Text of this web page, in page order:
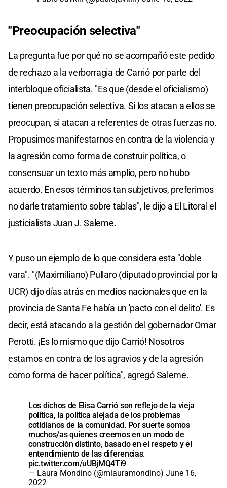
"Preocupación selectiva"
La pregunta fue por qué no se acompañó este pedido
de rechazo a la verborragia de Carrió por parte del
interbloque oficialista. "Es que (desde el oficialismo)
tienen preocupación selectiva. Si los atacan a ellos se
preocupan, si atacan a referentes de otras fuerzas no.
Propusimos manifestarnos en contra de la violencia y
la agresión como forma de construir política, o
consensuar un texto más amplio, pero no hubo
acuerdo. En esos términos tan subjetivos, preferimos
no darle tratamiento sobre tablas", le dijo a El Litoral el
justicialista Juan J. Saleme.
Y puso un ejemplo de lo que considera esta "doble
vara". "(Maximiliano) Pullaro (diputado provincial por la
UCR) dijo días atrás en medios nacionales que en la
provincia de Santa Fe había un 'pacto con el delito'. Es
decir, está atacando a la gestión del gobernador Omar
Perotti. ¡Es lo mismo que dijo Carrió! Nosotros
estamos en contra de los agravios y de la agresión
como forma de hacer política", agregó Saleme.
Los dichos de Elisa Carrió son reflejo de la vieja
política, la política alejada de los problemas
cotidianos de la comunidad. Por suerte somos
muchos/as quienes creemos en un modo de
construcción distinto, basado en el respeto y el
entendimiento de las diferencias.
pic.twitter.com/uUBjMQ4Ti9
— Laura Mondino (@mlauramondino) June 16,
2022